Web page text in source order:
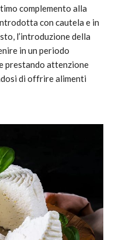
complemento alla
con cautela e in
l’introduzione della
in un periodo
prestando attenzione
di offrire alimenti